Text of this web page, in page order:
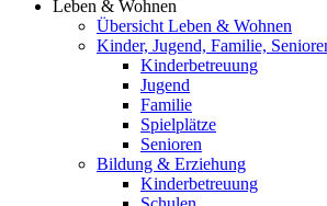
Leben & Wohnen
Übersicht Leben & Wohnen
Kinder, Jugend, Familie,
Kinderbetreuung
Jugend
Familie
Spielplätze
Senioren
Bildung & Erziehung
Kinderbetreuung